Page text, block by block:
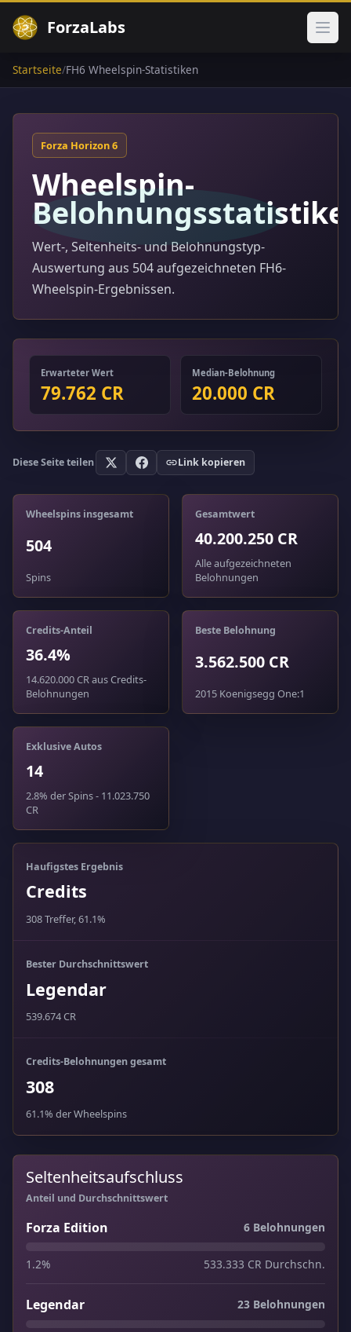
ForzaLabs
Startseite/FH6 Wheelspin-Statistiken
Forza Horizon 6
Wheelspin-
Wert-, Seltenheits- und Belohnungstyp-
Auswertung aus 504 aufgezeichneten FH6-
Wheelspin-Ergebnissen.
Erwarteter Wert
79.762 CR
Median-Belohnung
20.000 CR
Diese Seite teilen Link kopieren
Wheelspins insgesamt
504
Spins
Gesamtwert
40.200.250 CR
Alle aufgezeichneten
Belohnungen
Credits-Anteil
36.4%
14.620.000 CR aus Credits-
Belohnungen
Beste Belohnung
3.562.500 CR
2015 Koenigsegg One:1
Exklusive Autos
14
2.8% der Spins - 11.023.750
CR
Haufigstes Ergebnis
Credits
308 Treffer, 61.1%
Bester Durchschnittswert
Legendar
539.674 CR
Credits-Belohnungen gesamt
308
61.1% der Wheelspins
Seltenheitsaufschluss
Anteil und Durchschnittswert
Forza Edition 6 Belohnungen
1.2% 533.333 CR Durchschn.
Legendar 23 Belohnungen